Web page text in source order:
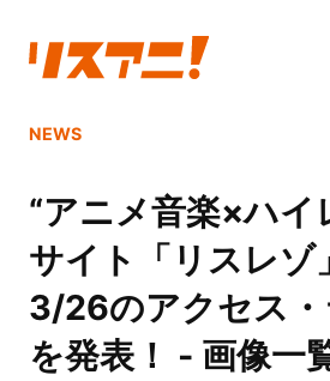
NEWS
“アニメ音楽×ハイ
サイト「リスレゾ
3/26のアクセス
を発表！ - 画像一